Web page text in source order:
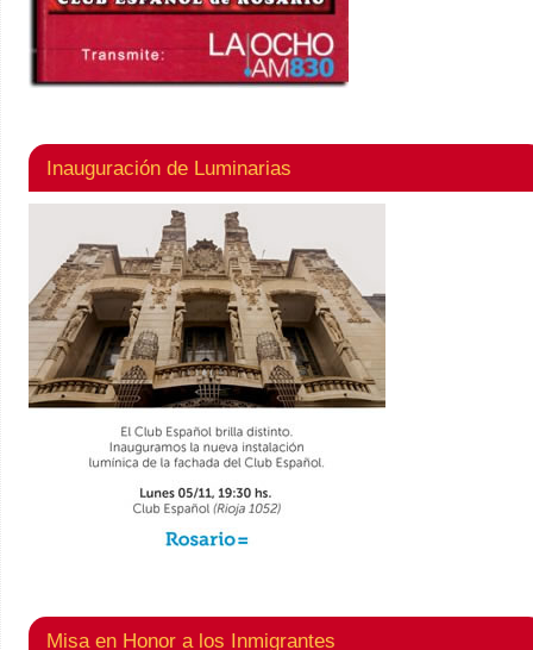
Inauguración de Luminarias
Misa en Honor a los Inmigrantes